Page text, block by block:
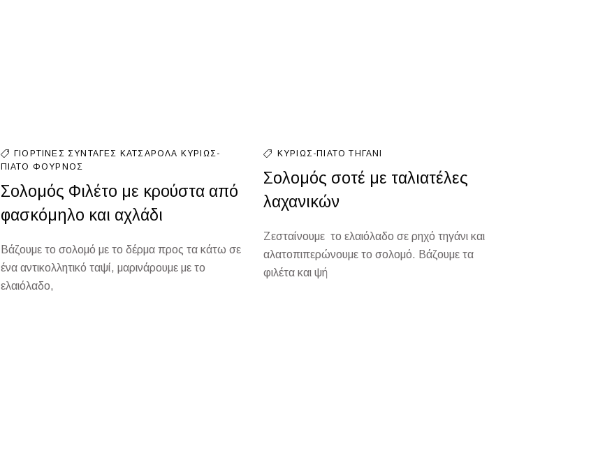
ΓΙΟΡΤΙΝΈΣ ΣΥΝΤΑΓΈΣ ΚΑΤΣΑΡΌΛΑ ΚΥΡΊΩΣ-
ΠΙΆΤΟ ΦΟΎΡΝΟΣ
Σολομός Φιλέτο με κρούστα από
φασκόμηλο και αχλάδι
Βάζουμε το σολομό με το δέρμα προς τα κάτω σε
ένα αντικολλητικό ταψί, μαρινάρουμε με το
ελαιόλαδο,
ΚΥΡΊΩΣ-ΠΙΆΤΟΤΗΓΆΝΙ
Σολομός σοτέ με ταλιατέλες
λαχανικών
Ζεσταίνουμε το ελαιόλαδο σε ρηχό τηγάνι και
αλατοπιπερώνουμε το σολομό. Βάζουμε τα
φιλέτα και ψή